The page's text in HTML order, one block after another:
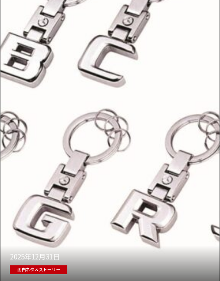
2025年12月31日
面白ネタ＆ストーリー